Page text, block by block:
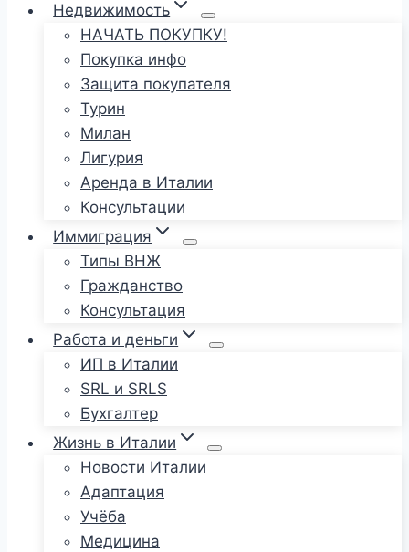
Недвижимость
НАЧАТЬ ПОКУПКУ!
Покупка инфо
Защита покупателя
Турин
Милан
Лигурия
Аренда в Италии
Консультации
Иммиграция
Типы ВНЖ
Гражданство
Консультация
Работа и деньги
ИП в Италии
SRL и SRLS
Бухгалтер
Жизнь в Италии
Новости Италии
Адаптация
Учёба
Медицина